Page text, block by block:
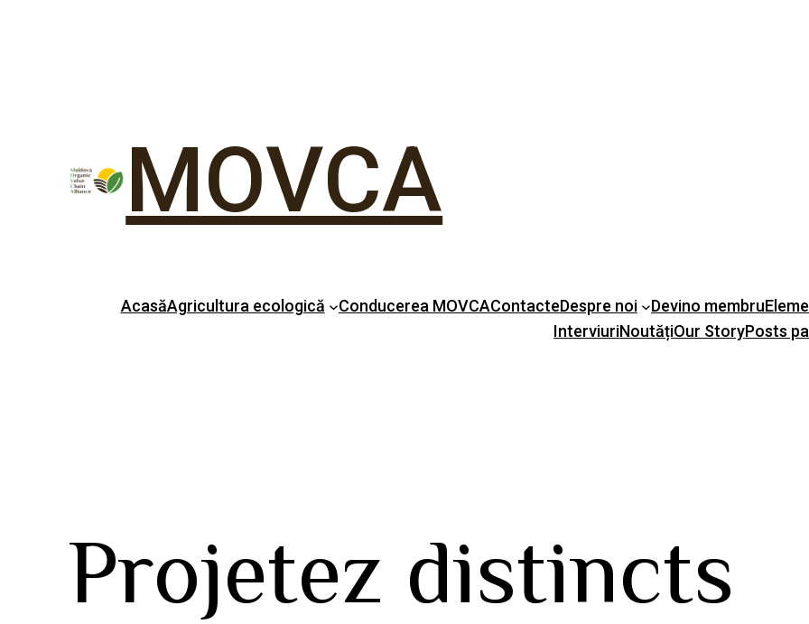
MOVCA
AcasăAgricultura ecologică Conducerea MOVCAContacteDespre noi Devino membru
InterviuriNoutățiOur StoryPosts
Projetez distincts